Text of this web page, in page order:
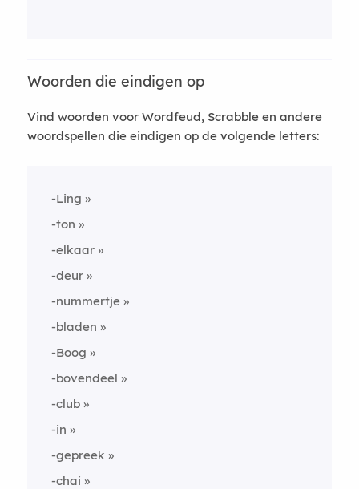
Woorden die eindigen op
Vind woorden voor Wordfeud, Scrabble en andere
woordspellen die eindigen op de volgende letters:
-Ling
-ton
-elkaar
-deur
-nummertje
-bladen
-Boog
-bovendeel
-club
-in
-gepreek
-chai